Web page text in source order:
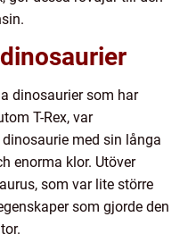
dinosaurier som har
T-Rex, var
med sin långa
enorma klor. Utöver
som var lite större
som gjorde den